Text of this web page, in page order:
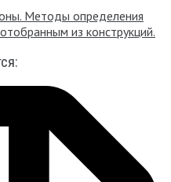
Методы определения
из конструкций.